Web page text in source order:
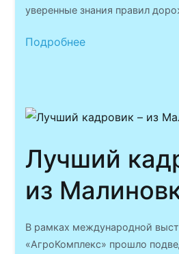
уверенные знания правил
Подробнее
Лучший
из
В рамках международной
«АгроКомплекс» прошло